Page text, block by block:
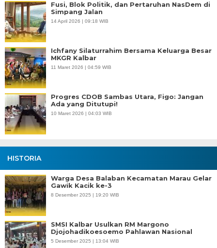
Fusi, Blok Politik, dan Pertaruhan NasDem di
Simpang Jalan
14 April 2026 | 09:18 WIB
Ichfany Silaturrahim Bersama Keluarga Besar
MKGR Kalbar
11 Maret 2026 | 04:59 WIB
Progres CDOB Sambas Utara, Figo: Jangan
Ada yang Ditutupi!
10 Maret 2026 | 04:03 WIB
HISTORIA
Warga Desa Balaban Kecamatan Marau Gelar
Gawik Kacik ke-3
8 Desember 2025 | 19:20 WIB
SMSI Kalbar Usulkan RM Margono
Djojohadikoesoemo Pahlawan Nasional
5 Desember 2025 | 13:04 WIB